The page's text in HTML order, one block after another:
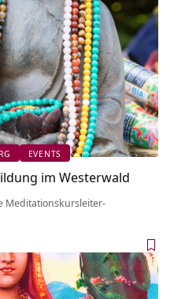
EVENTS
im Westerwald
Meditationskursleiter-